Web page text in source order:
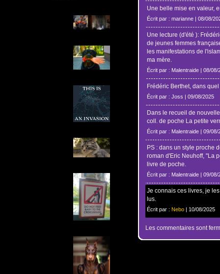
Une belle mise en valeur,
Écrit par : marianne | 08/08/
Une lecture (d'été ):
de jeunes femmes
les manifestations de
ma mère.
Écrit par : Malentraide | 08/08/
Frédéric Berthet, dans
Écrit par : Joss | 09/08/2025
Dans le recueil de
coll. de poche La petite
Écrit par : Malentraide | 09/08/
PS : dans un style proche
roman d'Eric Neuhoff, "La
livre de poche.
Écrit par : Malentraide | 09/08/
Je connais ces livres, je
lus.
Écrit par : Nebo| 10/08/2025
Les commentaires sont